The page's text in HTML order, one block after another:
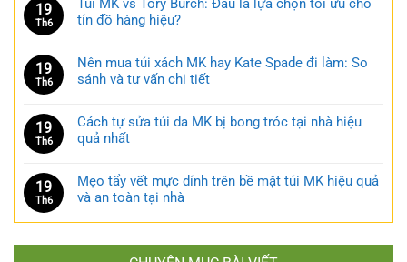
19
Th6
Túi MK vs Tory Burch: Đâu là lựa chọn tối ưu cho
tín đồ hàng hiệu?
19
Th6
Nên mua túi xách MK hay Kate Spade đi làm: So
sánh và tư vấn chi tiết
19
Th6
Cách tự sửa túi da MK bị bong tróc tại nhà hiệu
quả nhất
19
Th6
Mẹo tẩy vết mực dính trên bề mặt túi MK hiệu quả
và an toàn tại nhà